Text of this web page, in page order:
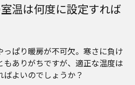
温は何度に設定すれば
ぱり暖房が不可欠。寒さに負け
もありがちですが、適正な温度は
よいのでしょうか？